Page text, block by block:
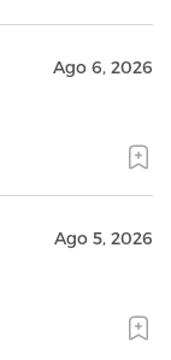
Ago 6, 2026
Ago 5, 2026